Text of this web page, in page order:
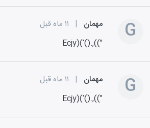
G مهمان | ۱۱ ماه قبل
Ecjy)('().,(("
G مهمان | ۱۱ ماه قبل
Ecjy)('().,(("